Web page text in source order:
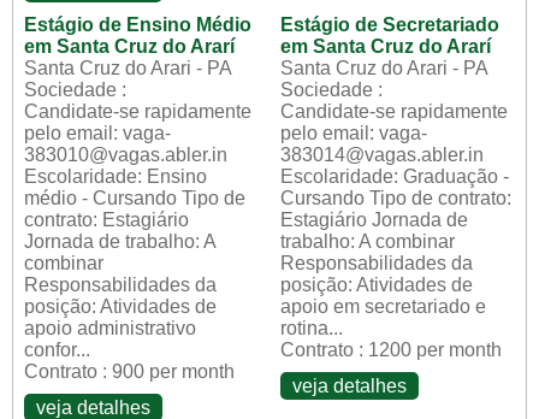
Estágio de Ensino Médio
em Santa Cruz do Ararí
Santa Cruz do Arari - PA
Sociedade :
Candidate-se rapidamente
pelo email: vaga-
383010@vagas.abler.in
Escolaridade: Ensino
médio - Cursando Tipo de
contrato: Estagiário
Jornada de trabalho: A
combinar
Responsabilidades da
posição: Atividades de
apoio administrativo
confor...
Contrato : 900 per month
veja detalhes
Estágio de Secretariado
em Santa Cruz do Ararí
Santa Cruz do Arari - PA
Sociedade :
Candidate-se rapidamente
pelo email: vaga-
383014@vagas.abler.in
Escolaridade: Graduação -
Cursando Tipo de contrato:
Estagiário Jornada de
trabalho: A combinar
Responsabilidades da
posição: Atividades de
apoio em secretariado e
rotina...
Contrato : 1200 per month
veja detalhes